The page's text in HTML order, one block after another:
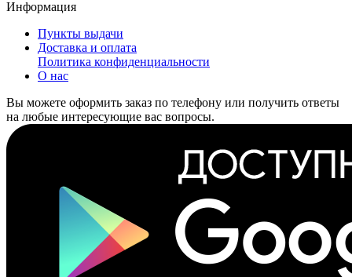
Информация
Пункты выдачи
Доставка и оплата
Политика конфиденциальности
О нас
Вы можете оформить заказ по телефону или получить ответы
на любые интересующие вас вопросы.